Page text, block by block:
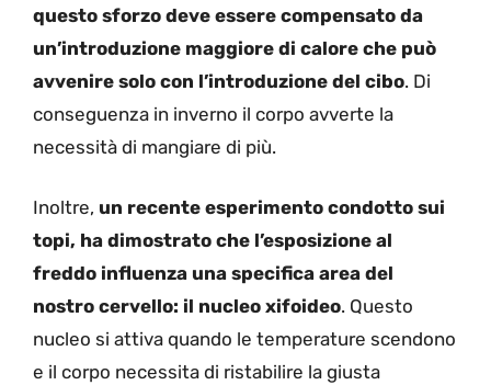
questo sforzo deve essere compensato da
un’introduzione maggiore di calore che può
avvenire solo con l’introduzione del cibo. Di
conseguenza in inverno il corpo avverte la
necessità di mangiare di più.
Inoltre, un recente esperimento condotto sui
topi, ha dimostrato che l’esposizione al
freddo influenza una specifica area del
nostro cervello: il nucleo xifoideo. Questo
nucleo si attiva quando le temperature scendono
e il corpo necessita di ristabilire la giusta